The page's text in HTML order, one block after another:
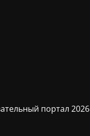
портал 2026